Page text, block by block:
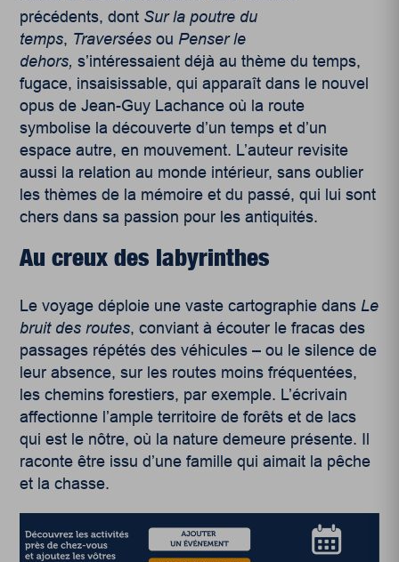
précédents, dont Sur la poutre du
temps, Traversées ou Penser le
dehors, s’intéressaient déjà au thème du temps,
fugace, insaisissable, qui apparaît dans le nouvel
opus de Jean-Guy Lachance où la route
symbolise la découverte d’un temps et d’un
espace autre, en mouvement. L’auteur revisite
aussi la relation au monde intérieur, sans oublier
les thèmes de la mémoire et du passé, qui lui sont
chers dans sa passion pour les antiquités.
Au creux des labyrinthes
Le voyage déploie une vaste cartographie dans Le
bruit des routes, conviant à écouter le fracas des
passages répétés des véhicules – ou le silence de
leur absence, sur les routes moins fréquentées,
les chemins forestiers, par exemple. L’écrivain
affectionne l’ample territoire de forêts et de lacs
qui est le nôtre, où la nature demeure présente. Il
raconte être issu d’une famille qui aimait la pêche
et la chasse.